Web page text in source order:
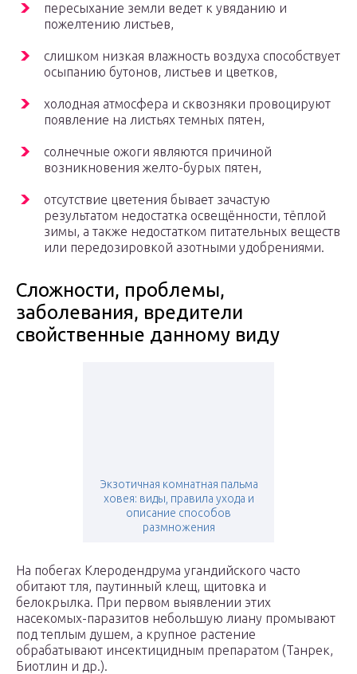
пересыхание земли ведет к увяданию и
пожелтению листьев,
слишком низкая влажность воздуха способствует
осыпанию бутонов, листьев и цветков,
холодная атмосфера и сквозняки провоцируют
появление на листьях темных пятен,
солнечные ожоги являются причиной
возникновения желто-бурых пятен,
отсутствие цветения бывает зачастую
результатом недостатка освещённости, тёплой
зимы, а также недостатком питательных веществ
или передозировкой азотными удобрениями.
Сложности, проблемы,
заболевания, вредители
свойственные данному виду
Экзотичная комнатная пальма
ховея: виды, правила ухода и
описание способов
размножения
На побегах Клеродендрума угандийского часто
обитают тля, паутинный клещ, щитовка и
белокрылка. При первом выявлении этих
насекомых-паразитов небольшую лиану промывают
под теплым душем, а крупное растение
обрабатывают инсектицидным препаратом (Танрек,
Биотлин и др.).